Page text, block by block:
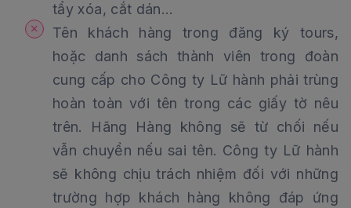
tẩy xóa, cắt dán…
Tên khách hàng trong đăng ký tours,
hoặc danh sách thành viên trong đoàn
cung cấp cho Công ty Lữ hành phải trùng
hoàn toàn với tên trong các giấy tờ nêu
trên. Hãng Hàng không sẽ từ chối nếu
vẫn chuyển nếu sai tên. Công ty Lữ hành
sẽ không chịu trách nhiệm đối với những
trường hợp khách hàng không đáp ứng